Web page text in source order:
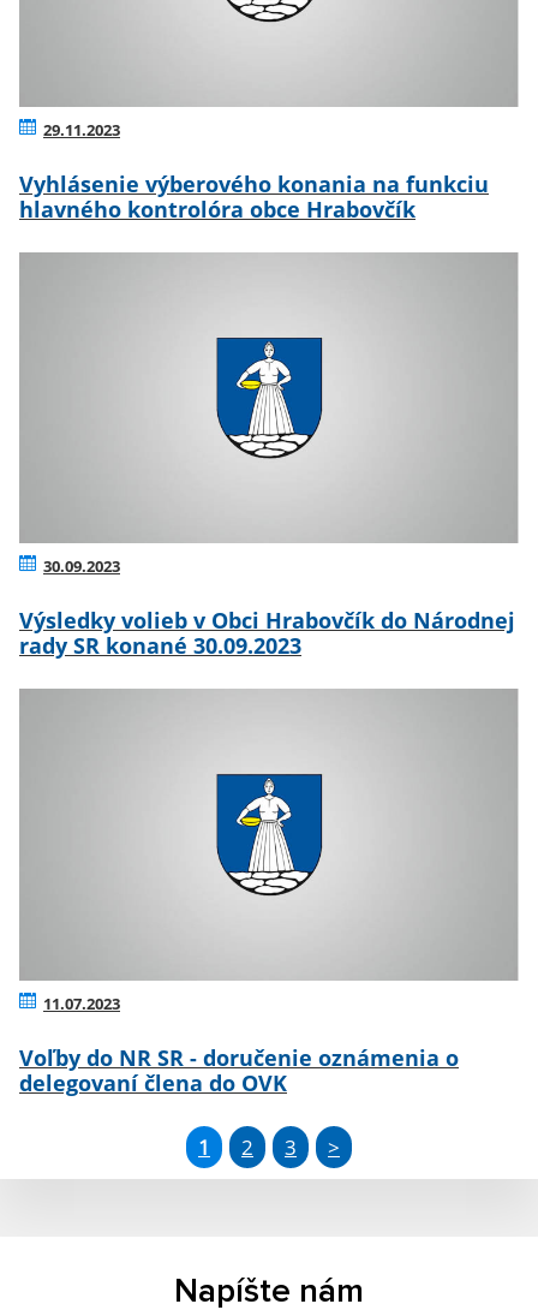
29.11.2023
Vyhlásenie výberového konania na funkciu
hlavného kontrolóra obce Hrabovčík
30.09.2023
Výsledky volieb v Obci Hrabovčík do Národnej
rady SR konané 30.09.2023
11.07.2023
Voľby do NR SR - doručenie oznámenia o
delegovaní člena do OVK
1 2 3 >
Napíšte nám